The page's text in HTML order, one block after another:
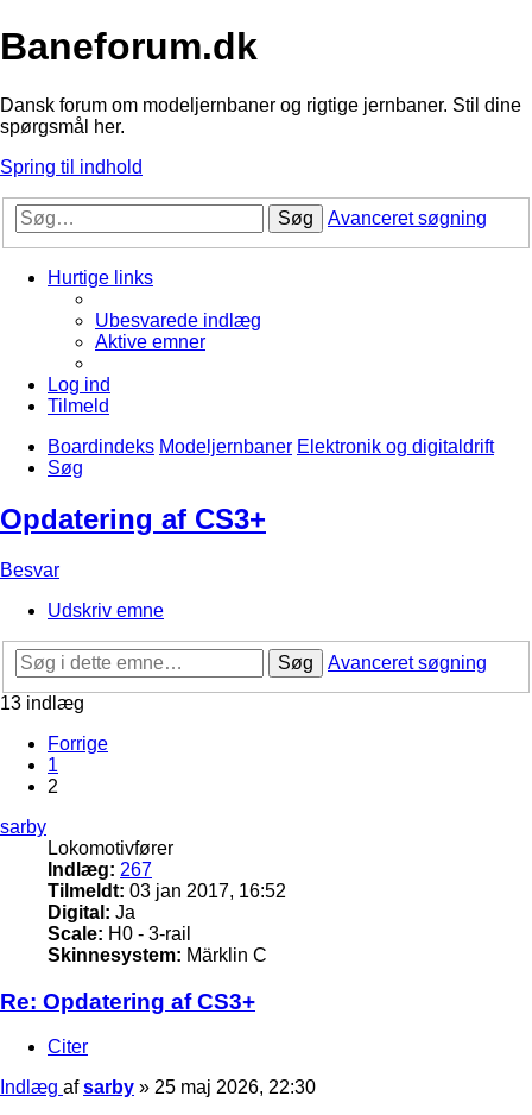
Baneforum.dk
Dansk forum om modeljernbaner og rigtige jernbaner. Stil dine
spørgsmål her.
Spring til indhold
Søg Avanceret søgning
Hurtige links
Ubesvarede indlæg
Aktive emner
Log ind
Tilmeld
Boardindeks Modeljernbaner Elektronik og digitaldrift
Søg
Opdatering af CS3+
Besvar
Udskriv emne
Søg
Avanceret søgning
13 indlæg
Forrige
1
2
sarby
Lokomotivfører
Indlæg: 267
Tilmeldt: 03 jan 2017, 16:52
Digital: Ja
Scale: H0 - 3-rail
Skinnesystem: Märklin C
Re: Opdatering af CS3+
Citer
Indlæg afsarby » 25 maj 2026, 22:30